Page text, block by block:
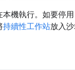
機執行。如要停
持續性工作站放入沙